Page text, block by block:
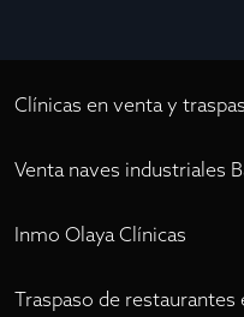
Clínicas en venta y
Venta naves industriales
Inmo Olaya Clínicas
Traspaso de restaurantes